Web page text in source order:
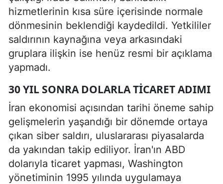
hizmetlerinin kısa süre içerisinde normale
dönmesinin beklendiği kaydedildi. Yetkililer
saldırının kaynağına veya arkasındaki
gruplara ilişkin ise henüz resmi bir açıklama
yapmadı.
30 YIL SONRA DOLARLA TICARET ADIMI
İran ekonomisi açısından tarihi öneme sahip
gelişmelerin yaşandığı bir dönemde ortaya
çıkan siber saldırı, uluslararası piyasalarda
da yakından takip ediliyor. İran'ın ABD
dolarıyla ticaret yapması, Washington
yönetiminin 1995 yılında uygulamaya